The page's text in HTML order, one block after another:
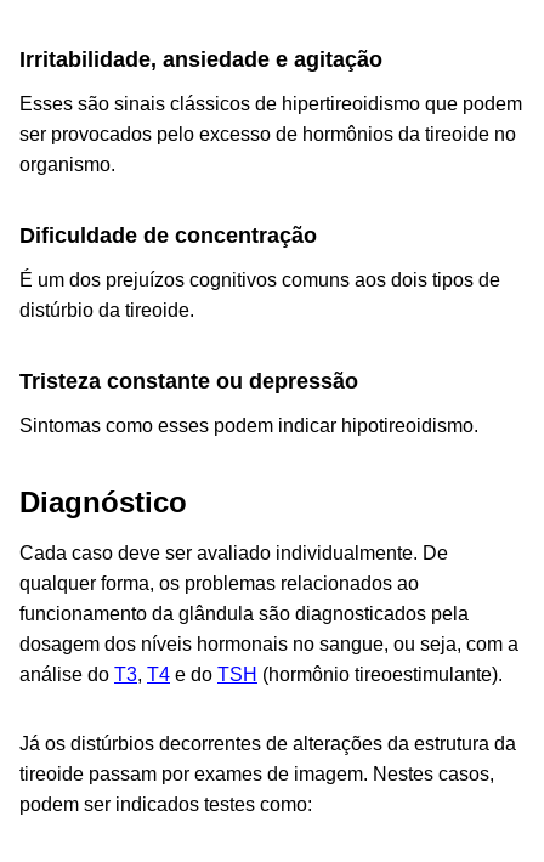
Irritabilidade, ansiedade e agitação
Esses são sinais clássicos de hipertireoidismo que podem
ser provocados pelo excesso de hormônios da tireoide no
organismo.
Dificuldade de concentração
É um dos prejuízos cognitivos comuns aos dois tipos de
distúrbio da tireoide.
Tristeza constante ou depressão
Sintomas como esses podem indicar hipotireoidismo.
Diagnóstico
Cada caso deve ser avaliado individualmente. De
qualquer forma, os problemas relacionados ao
funcionamento da glândula são diagnosticados pela
dosagem dos níveis hormonais no sangue, ou seja, com a
análise do T3, T4 e do TSH (hormônio tireoestimulante).
Já os distúrbios decorrentes de alterações da estrutura da
tireoide passam por exames de imagem. Nestes casos,
podem ser indicados testes como: